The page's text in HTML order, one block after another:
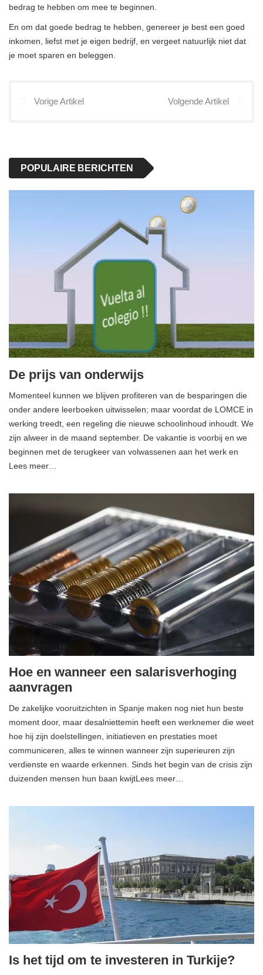
bedrag te hebben om mee te beginnen.
En om dat goede bedrag te hebben, genereer je best een goed
inkomen, liefst met je eigen bedrijf, en vergeet natuurlijk niet dat
je moet sparen en beleggen.
Vorige Artikel Volgende Artikel
POPULAIRE BERICHTEN
De prijs van onderwijs
Momenteel kunnen we blijven profiteren van de besparingen die
onder andere leerboeken uitwisselen; maar voordat de LOMCE in
werking treedt, een regeling die nieuwe schoolinhoud inhoudt. We
zijn alweer in de maand september. De vakantie is voorbij en we
beginnen met de terugkeer van volwassenen aan het werk en
Lees meer…
Hoe en wanneer een salarisverhoging
aanvragen
De zakelijke vooruitzichten in Spanje maken nog niet hun beste
moment door, maar desalniettemin heeft een werknemer die weet
hoe hij zijn doelstellingen, initiatieven en prestaties moet
communiceren, alles te winnen wanneer zijn superieuren zijn
verdienste en waarde erkennen. Sinds het begin van de crisis zijn
duizenden mensen hun baan kwijtLees meer…
Is het tijd om te investeren in Turkije?